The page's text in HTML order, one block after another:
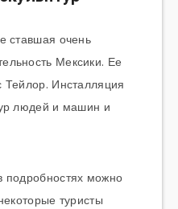
ставшая очень
Мексики. Ее
Инсталляция
людей и машин и
подробностях можно
туристы